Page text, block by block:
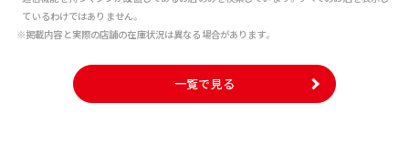
ているわけではありません。
※掲載内容と実際の店舗の在庫状況は異なる場合があります。
一覧で見る